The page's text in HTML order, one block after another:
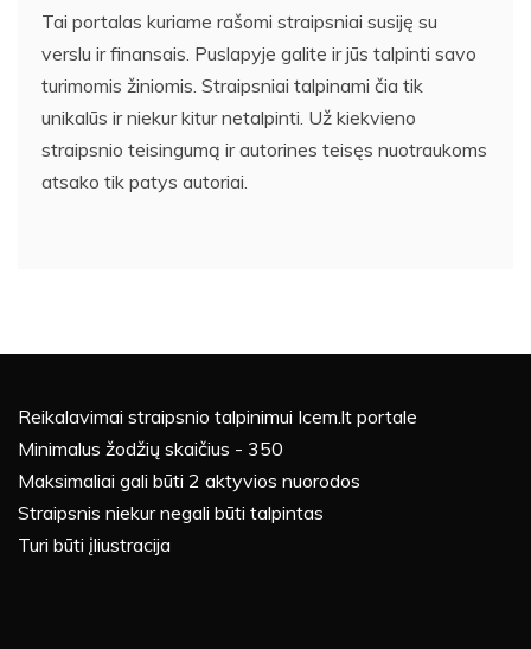
Tai portalas kuriame rašomi straipsniai susiję su
verslu ir finansais. Puslapyje galite ir jūs talpinti savo
turimomis žiniomis. Straipsniai talpinami čia tik
unikalūs ir niekur kitur netalpinti. Už kiekvieno
straipsnio teisingumą ir autorines teisęs nuotraukoms
atsako tik patys autoriai.
Reikalavimai straipsnio talpinimui Icem.lt portale
Minimalus žodžių skaičius - 350
Maksimaliai gali būti 2 aktyvios nuorodos
Straipsnis niekur negali būti talpintas
Turi būti įliustracija